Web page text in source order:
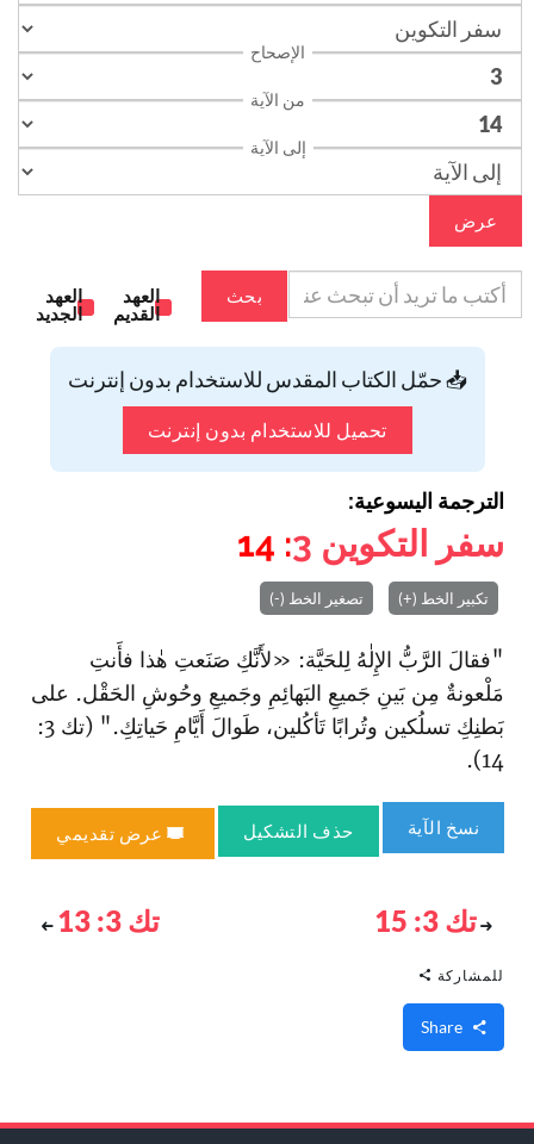
الإصحاح
من الآية
إلى الآية
عرض
بحث
العهد
القديم
العهد
الجديد
📥 حمّل الكتاب المقدس للاستخدام بدون إنترنت
تحميل للاستخدام بدون إنترنت
الترجمة اليسوعية:
سفر التكوين 3
: 14
تكبير الخط (+) تصغير الخط (-)
"فقالَ الرَّبُّ الإِلٰهُ لِلحَيَّة: «لأَنَّكِ صَنَعتِ هٰذا فأَنتِ
مَلْعونةٌ مِن بَينِ جَميعِ البَهائِمِ وجَميعِ وحُوشِ الحَقْل. على
بَطنِكِ تسلُكين وتُرابًا تَأكُلين، طَوالَ أَيَّامِ حَياتِكِ." (تك 3:
14).
نسخ الآية حذف التشكيل عرض تقديمي
تك 3: 15 تك 3: 13
للمشاركة